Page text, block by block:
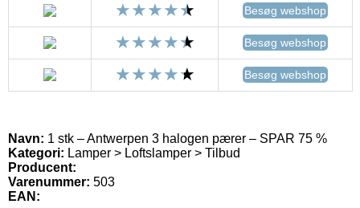
Besøg webshop
Besøg webshop
Besøg webshop
Navn: 1 stk – Antwerpen 3 halogen pærer – SPAR 75 %
Kategori: Lamper > Loftslamper > Tilbud
Producent:
Varenummer: 503
EAN: